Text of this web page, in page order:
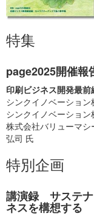
特集
page2025開催報
印刷ビジネス開発最
シンクイノベーショ
シンクイノベーショ
株式会社バリューマ
弘司 氏
特別企画
講演録 サステナ
ネスを構想する